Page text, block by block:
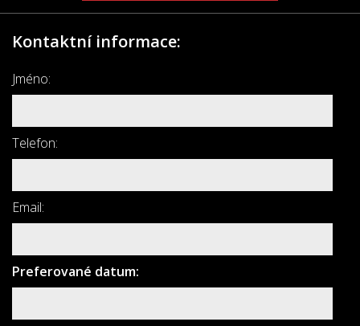
Kontaktní informace:
Jméno:
Telefon:
Email:
Preferované datum: